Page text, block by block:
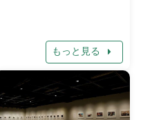
もっと見る arrow_right